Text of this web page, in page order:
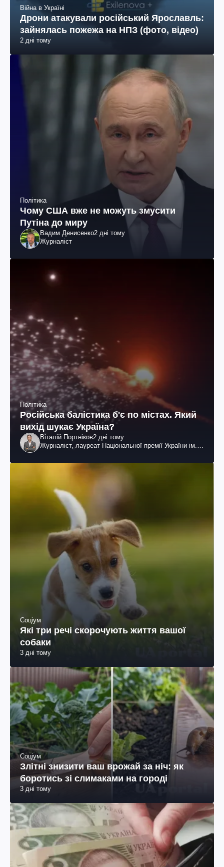
Війна в Україні
Дрони атакували російський Ярославль:
зайнялась пожежа на НПЗ (фото, відео)
2 дні тому
Політика
Чому США вже не можуть змусити
Путіна до миру
Вадим Денисенко2 дні тому
Журналіст
Політика
Російська балістика б'є по містах. Який
вихід шукає Україна?
Віталій Портніков2 дні тому
Журналіст, лауреат Національної премії України ім.
Соціум
Які три речі скорочують життя вашої
собаки
3 дні тому
Соціум
Злітні знизити ваш врожай за ніч: як
боротись зі слимаками на городі
3 дні тому